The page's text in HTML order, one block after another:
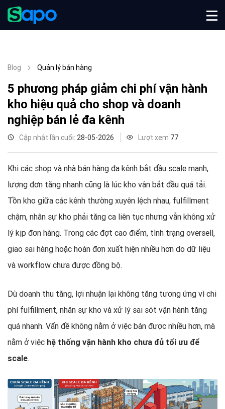
Blog Quản lý bán hàng
5 phương pháp giảm chi phí vận hành
kho hiệu quả cho shop và doanh
nghiệp bán lẻ đa kênh
Cập nhật lần cuối: 28-05-2026 Lượt xem 77
Khi các shop và nhà bán hàng đa kênh bắt đầu scale mạnh,
lượng đơn tăng nhanh cũng là lúc kho vận bắt đầu quá tải.
Tồn kho giữa các kênh thường xuyên lệch nhau, fulfillment
chậm, nhân sự kho phải tăng ca liên tục nhưng vẫn không xử
lý kịp đơn hàng. Trong các đợt cao điểm, tình trạng oversell,
giao sai hàng hoặc hoàn đơn xuất hiện nhiều hơn do dữ liệu
và workflow chưa được đồng bộ.
Dù doanh thu tăng, lợi nhuận lại không tăng tương ứng vì chi
phí fulfillment, nhân sự kho và xử lý sai sót vận hành tăng
quá nhanh. Vấn đề không nằm ở việc bán được nhiều hơn, mà
nằm ở việc hệ thống vận hành kho chưa đủ tối ưu để
scale.